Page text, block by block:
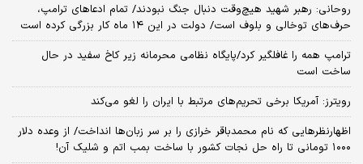
روحانی: رهبر شهید هیچ‌وقت دنبال جنگ نبودند/ تمام ادعاهای ترامپ،
حرف‌های توخالی و بلوف است/ دولت در این ۱۴ ماه کار بزرگی کرده است
ترامپ همه را غافلگیر کرد/پایگاه نظامی محرمانه زیر کاخ سفید در حال
ساخت است
رویترز: آمریکا برخی تحریم‌های مرتبط با ایران را لغو می‌کند
اظهارنظرهایی که نام محمدباقر خرازی را بر سر زبان‌ها انداخت/ از وعده دلار
۱۰۰۰ تومانی تا راه حل نجات کشور با ساخت بمب اتم و شلیک آن!